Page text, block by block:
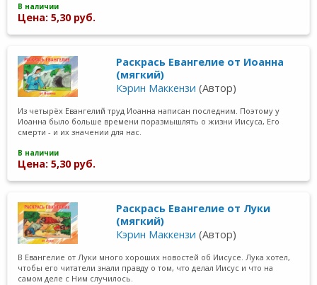
В наличии
Цена: 5,30 руб.
Раскрась Евангелие от Иоанна
(мягкий)
Кэрин Маккензи (Автор)
Из четырёх Евангелий труд Иоанна написан последним. Поэтому у
Иоанна было больше времени поразмышлять о жизни Иисуса, Его
смерти - и их значении для нас.
В наличии
Цена: 5,30 руб.
Раскрась Евангелие от Луки
(мягкий)
Кэрин Маккензи (Автор)
В Евангелие от Луки много хороших новостей об Иисусе. Лука хотел,
чтобы его читатели знали правду о том, что делал Иисус и что на
самом деле с Ним случилось.